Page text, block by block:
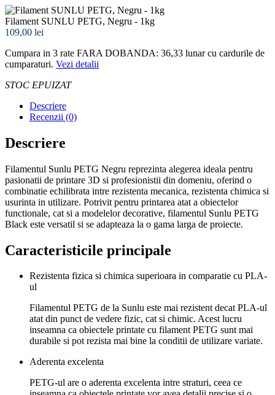
Filament SUNLU PETG, Negru - 1kg
109,00 lei
Cumpara in 3 rate FARA DOBANDA: 36,33 lunar cu cardurile de
cumparaturi. Vezi detalii
STOC EPUIZAT
Descriere
Recenzii (0)
Descriere
Filamentul Sunlu PETG Negru reprezinta alegerea ideala pentru
pasionatii de printare 3D si profesionistii din domeniu, oferind o
combinatie echilibrata intre rezistenta mecanica, rezistenta chimica si
usurinta in utilizare. Potrivit pentru printarea atat a obiectelor
functionale, cat si a modelelor decorative, filamentul Sunlu PETG
Black este versatil si se adapteaza la o gama larga de proiecte.
Caracteristicile principale
Rezistenta fizica si chimica superioara in comparatie cu PLA-
ul
Filamentul PETG de la Sunlu este mai rezistent decat PLA-ul
atat din punct de vedere fizic, cat si chimic. Acest lucru
inseamna ca obiectele printate cu filament PETG sunt mai
durabile si pot rezista mai bine la conditii de utilizare variate.
Aderenta excelenta
PETG-ul are o aderenta excelenta intre straturi, ceea ce